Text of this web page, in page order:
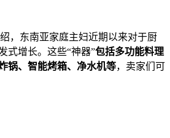
，东南亚家庭主妇近期以来对于厨
式增长。这些“神器”包括多功能料理
锅、智能烤箱、净水机等，卖家们可